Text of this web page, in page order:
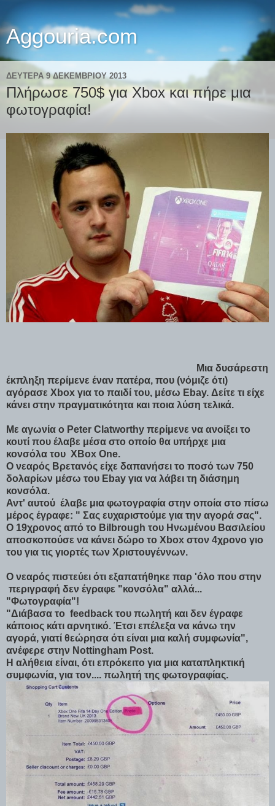
Aggouria.com
ΔΕΥΤΈΡΑ 9 ΔΕΚΕΜΒΡΊΟΥ 2013
Πλήρωσε 750$ για Xbox και πήρε μια
φωτογραφία!
Μια δυσάρεστη
έκπληξη περίμενε έναν πατέρα, που (νόμιζε ότι)
αγόρασε Xbox για το παιδί του, μέσω Ebay. Δείτε τι είχε
κάνει στην πραγματικότητα και ποια λύση τελικά.
Με αγωνία ο Peter Clatworthy περίμενε να ανοίξει το
κουτί που έλαβε μέσα στο οποίο θα υπήρχε μια
κονσόλα του XBox One.
Ο νεαρός Βρετανός είχε δαπανήσει το ποσό των 750
δολαρίων μέσω του Ebay για να λάβει τη διάσημη
κονσόλα.
Αντ' αυτού έλαβε μια φωτογραφία στην οποία στο πίσω
μέρος έγραφε: " Σας ευχαριστούμε για την αγορά σας".
Ο 19χρονος από το Bilbrough του Ηνωμένου Βασιλείου
αποσκοπούσε να κάνει δώρο το Xbox στον 4χρονο γιο
του για τις γιορτές των Χριστουγέννων.
Ο νεαρός πιστεύει ότι εξαπατήθηκε παρ 'όλο που στην
περιγραφή δεν έγραφε "κονσόλα" αλλά...
"Φωτογραφία"!
"Διάβασα το feedback του πωλητή και δεν έγραφε
κάποιος κάτι αρνητικό. Έτσι επέλεξα να κάνω την
αγορά, γιατί θεώρησα ότι είναι μια καλή συμφωνία",
ανέφερε στην Nottingham Post.
Η αλήθεια είναι, ότι επρόκειτο για μια καταπληκτική
συμφωνία, για τον.... πωλητή της φωτογραφίας.